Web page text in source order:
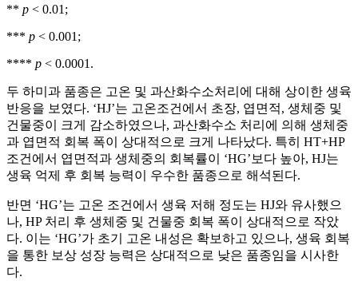
** p < 0.01;
*** p < 0.001;
**** p < 0.0001.
두 하미과 품종은 고온 및 과산화수소처리에 대해 상이한 생육
반응을 보였다. ‘HJ’는 고온조건에서 초장, 엽면적, 생체중 및
건물중이 크게 감소하였으나, 과산화수소 처리에 의해 생체중
과 엽면적 회복 폭이 상대적으로 크게 나타났다. 특히 HT+HP
조건에서 엽면적과 생체중의 회복률이 ‘HG’보다 높아, HJ는
생육 억제 후 회복 능력이 우수한 품종으로 해석된다.
반면 ‘HG’는 고온 조건에서 생육 저해 정도는 HJ와 유사했으
나, HP 처리 후 생체중 및 건물중 회복 폭이 상대적으로 작았
다. 이는 ‘HG’가 초기 고온 내성은 확보하고 있으나, 생육 회복
을 통한 보상 성장 능력은 상대적으로 낮은 품종임을 시사한
다.